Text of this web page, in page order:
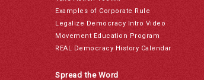
Examples of Corporate Rule
Legalize Democracy Intro Video
Movement Education Program
REAL Democracy History Calendar
Spread the Word